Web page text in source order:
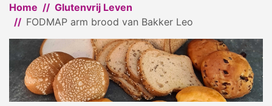
Home
Glutenvrij Leven
FODMAP arm brood van Bakker Leo